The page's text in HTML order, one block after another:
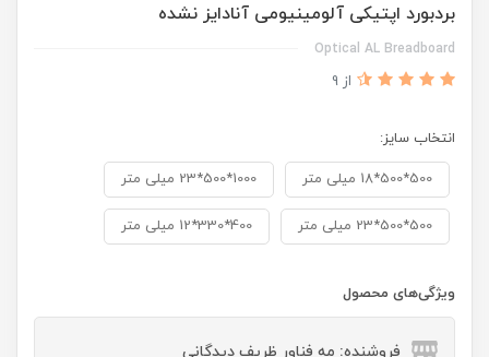
بردبورد اپتیکی آلومینیومی آنادایز نشده
Optical AL Breadboard
از 9
انتخاب سایز:
500*500*18 میلی متر 1000*500*23 میلی متر
500*500*23 میلی متر 400*330*12 میلی متر
ویژگی‌های محصول
فروشنده: مه فناور ظریف دیدگانی